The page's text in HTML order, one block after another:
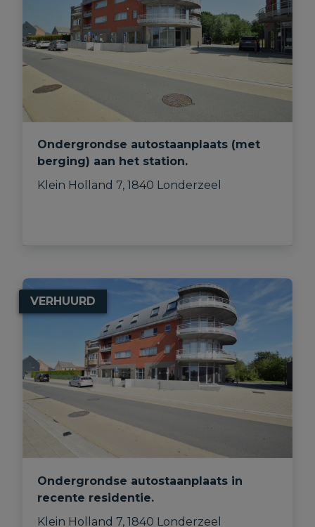
Ondergrondse autostaanplaats (met
berging) aan het station.
Klein Holland 7, 1840 Londerzeel
VERHUURD
Ondergrondse autostaanplaats in
recente residentie.
Klein Holland 7, 1840 Londerzeel